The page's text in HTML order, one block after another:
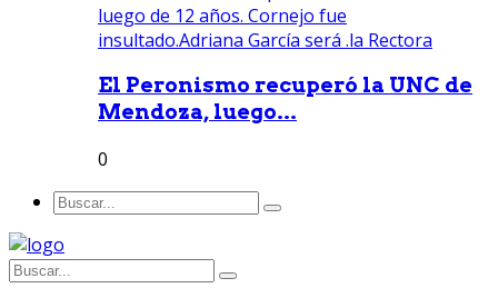
El Peronismo recuperó la UNC de
Mendoza, luego...
0